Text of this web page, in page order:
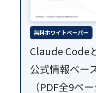
無料ホワイトペーパー
Claude Code
公式情報ベー
（PDF全9ペ